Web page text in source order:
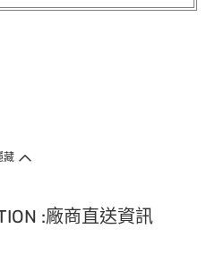
藏
:廠商直送資訊